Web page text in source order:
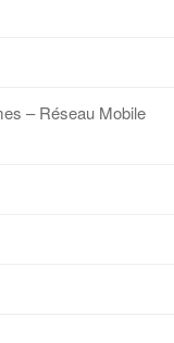
– Réseau Mobile